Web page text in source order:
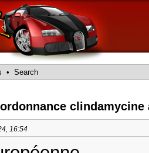
• Search
clindamycine
16:54